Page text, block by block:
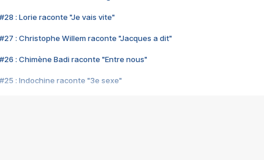
#28 : Lorie raconte "Je vais vite"
#27 : Christophe Willem raconte "Jacques a dit"
#26 : Chimène Badi raconte "Entre nous"
#25 : Indochine raconte "3e sexe"